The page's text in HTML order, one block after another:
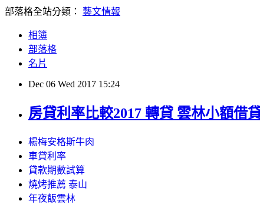
部落格全站分類： 藝文情報
相簿
部落格
名片
Dec 06 Wed 2017 15:24
房貸利率比較2017 轉貸 雲林小額借
楊梅安格斯牛肉
車貸利率
貸款期數試算
燒烤推薦 泰山
年夜飯雲林